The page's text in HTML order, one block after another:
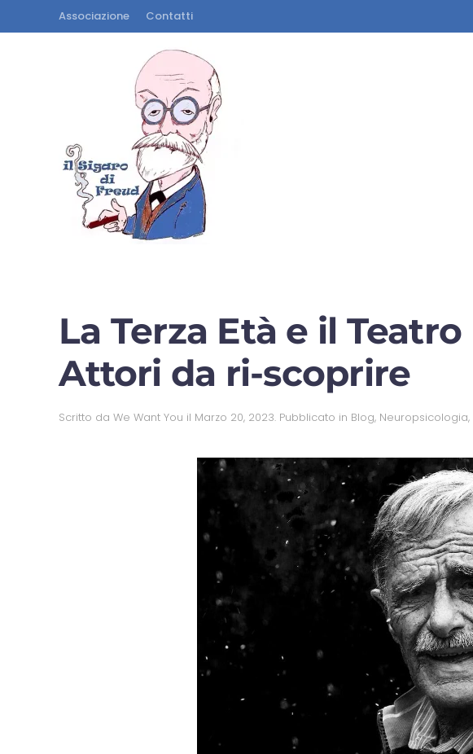
Associazione Contatti
La Terza Età e il Teatro
Attori da ri-scoprire
Scritto da We Want You il Marzo 20, 2023. Pubblicato in Blog, Neuropsicologia,